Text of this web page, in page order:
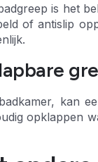
is het
of antislip
kan
opklappen